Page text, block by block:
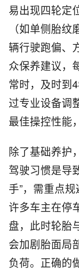
易出现四轮定
（如单侧胎
辆行驶跑偏、
众保养建议，
常时，及时到
过专业设备调
最佳操控性能
除了基础养护
驾驶习惯是导
手”，需重点
许多车主在停
盘，此时轮胎
会加剧胎面局
负荷。正确的